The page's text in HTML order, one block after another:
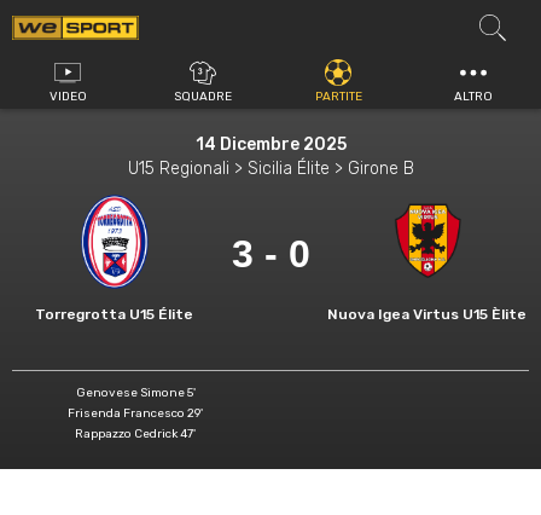
Vai
al
contenuto
VIDEO SQUADRE PARTITE ALTRO
14 Dicembre 2025
U15 Regionali > Sicilia Élite > Girone B
Torregrotta U15 Élite
3 - 0
Nuova Igea Virtus U15 Èlite
Genovese Simone 5'
Frisenda Francesco 29'
Rappazzo Cedrick 47'